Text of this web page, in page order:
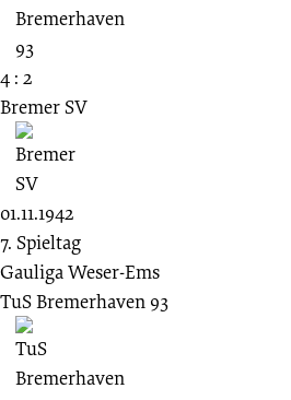
4 : 2
Bremer SV
01.11.1942
7. Spieltag
Gauliga Weser-Ems
TuS Bremerhaven 93